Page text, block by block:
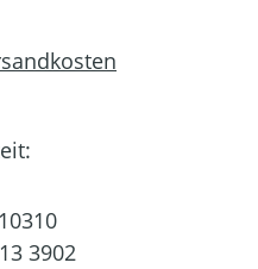
3902